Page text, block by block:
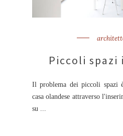
Piccoli spazi
Il problema dei piccoli spazi
casa olandese attraverso
su ...